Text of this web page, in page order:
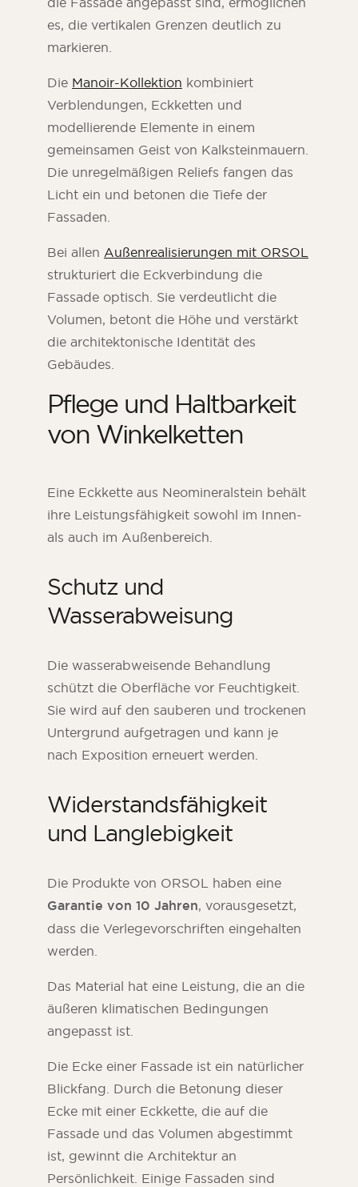
es, die vertikalen Grenzen deutlich zu
markieren.
Die Manoir-Kollektion kombiniert
Verblendungen, Eckketten und
modellierende Elemente in einem
gemeinsamen Geist von Kalksteinmauern.
Die unregelmäßigen Reliefs fangen das
Licht ein und betonen die Tiefe der
Fassaden.
Bei allen Außenrealisierungen mit ORSOL
strukturiert die Eckverbindung die
Fassade optisch. Sie verdeutlicht die
Volumen, betont die Höhe und verstärkt
die architektonische Identität des
Gebäudes.
Pflege und Haltbarkeit
von Winkelketten
Eine Eckkette aus Neomineralstein behält
ihre Leistungsfähigkeit sowohl im Innen-
als auch im Außenbereich.
Schutz und
Wasserabweisung
Die wasserabweisende Behandlung
schützt die Oberfläche vor Feuchtigkeit.
Sie wird auf den sauberen und trockenen
Untergrund aufgetragen und kann je
nach Exposition erneuert werden.
Widerstandsfähigkeit
und Langlebigkeit
Die Produkte von ORSOL haben eine
Garantie von 10 Jahren, vorausgesetzt,
dass die Verlegevorschriften eingehalten
werden.
Das Material hat eine Leistung, die an die
äußeren klimatischen Bedingungen
angepasst ist.
Die Ecke einer Fassade ist ein natürlicher
Blickfang. Durch die Betonung dieser
Ecke mit einer Eckkette, die auf die
Fassade und das Volumen abgestimmt
ist, gewinnt die Architektur an
Persönlichkeit. Einige Fassaden sind